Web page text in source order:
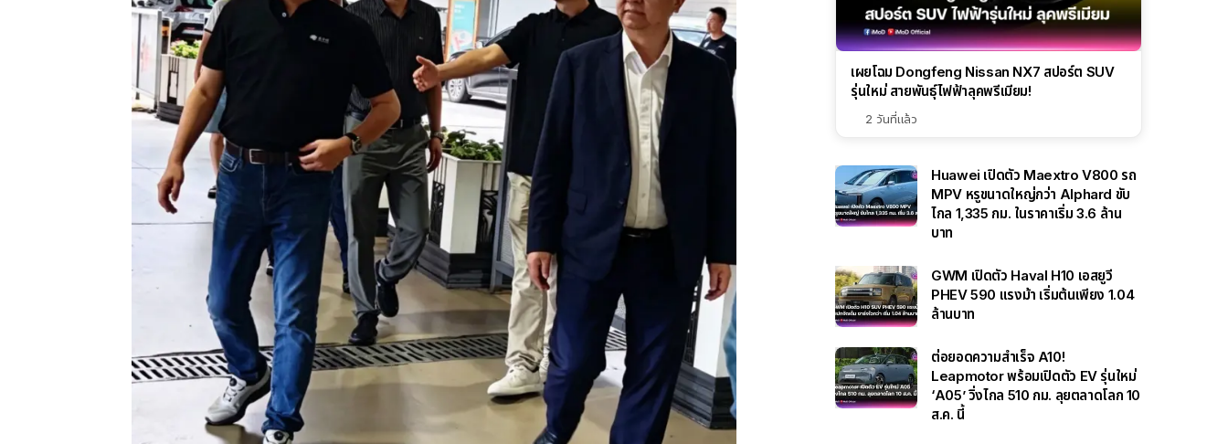
เผยโฉม Dongfeng Nissan NX7 สปอร์ต SUV
รุ่นใหม่ สายพันธุ์ไฟฟ้าลุคพรีเมียม!
2 วันที่แล้ว
Huawei เปิดตัว Maextro V800 รถ
MPV หรูขนาดใหญ่กว่า Alphard ขับ
ไกล 1,335 กม. ในราคาเริ่ม 3.6 ล้าน
บาท
GWM เปิดตัว Haval H10 เอสยูวี
PHEV 590 แรงม้า เริ่มต้นเพียง 1.04
ล้านบาท
ต่อยอดความสำเร็จ A10!
Leapmotor พร้อมเปิดตัว EV รุ่นใหม่
‘A05’ วิ่งไกล 510 กม. ลุยตลาดโลก 10
ส.ค. นี้